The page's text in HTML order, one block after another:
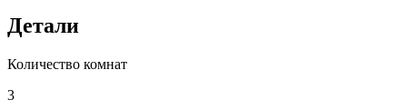
Детали
Количество комнат
3